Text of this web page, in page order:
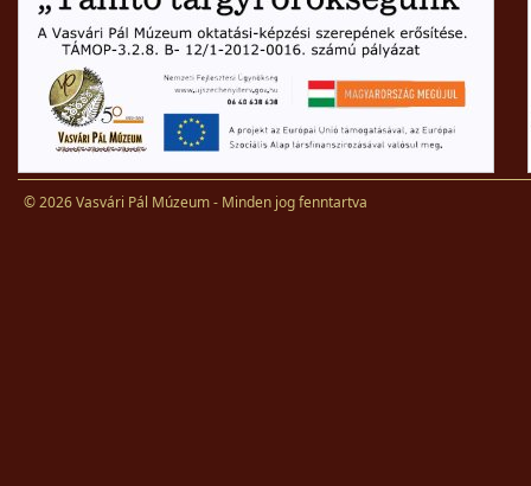
© 2026 Vasvári Pál Múzeum - Minden jog fenntartva